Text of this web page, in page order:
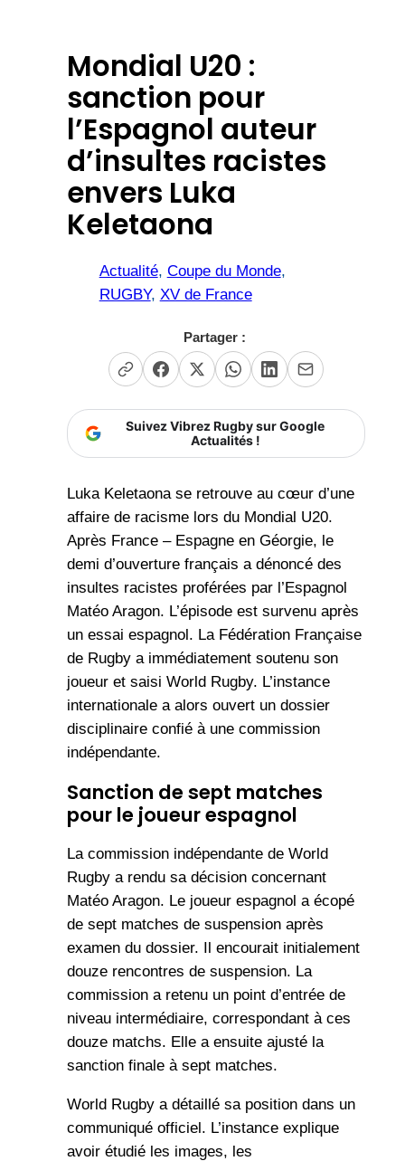
Mondial U20 :
sanction pour
l’Espagnol auteur
d’insultes racistes
envers Luka
Keletaona
Actualité, Coupe du Monde
RUGBY, XV de France
Partager :
Suivez Vibrez Rugby sur Google
Actualités !
Luka Keletaona se retrouve au cœur d’une
affaire de racisme lors du Mondial U20.
Après France – Espagne en Géorgie, le
demi d’ouverture français a dénoncé des
insultes racistes proférées par l’Espagnol
Matéo Aragon. L’épisode est survenu après
un essai espagnol. La Fédération Française
de Rugby a immédiatement soutenu son
joueur et saisi World Rugby. L’instance
internationale a alors ouvert un dossier
disciplinaire confié à une commission
indépendante.
Sanction de sept matches
pour le joueur espagnol
La commission indépendante de World
Rugby a rendu sa décision concernant
Matéo Aragon. Le joueur espagnol a écopé
de sept matches de suspension après
examen du dossier. Il encourait initialement
douze rencontres de suspension. La
commission a retenu un point d’entrée de
niveau intermédiaire, correspondant à ces
douze matchs. Elle a ensuite ajusté la
sanction finale à sept matches.
World Rugby a détaillé sa position dans un
communiqué officiel. L’instance explique
avoir étudié les images, les